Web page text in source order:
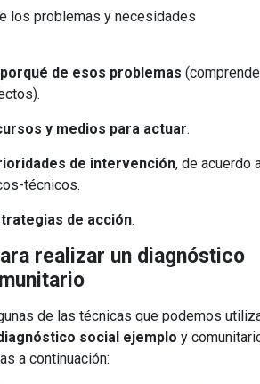
los problemas y necesidades
de esos problemas
y medios para actuar.
de intervención, de acuerdo
técnicos.
de acción.
realizar un diagnóstico
de las técnicas que podemos
social ejemplo y
a continuación: